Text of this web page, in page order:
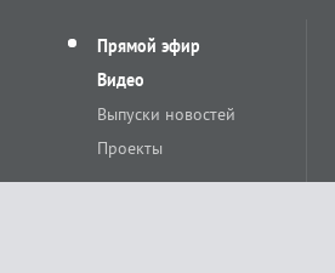
Прямой эфир
Видео
Выпуски новостей
Проекты